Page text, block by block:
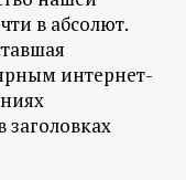
в абсолют.
интернет-